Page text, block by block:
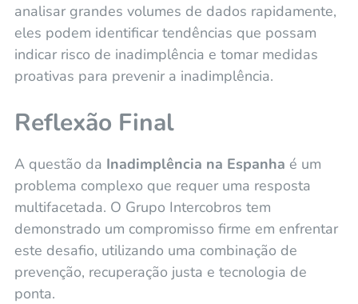
analisar grandes volumes de dados rapidamente,
eles podem identificar tendências que possam
indicar risco de inadimplência e tomar medidas
proativas para prevenir a inadimplência.
Reflexão Final
A questão da Inadimplência na Espanha é um
problema complexo que requer uma resposta
multifacetada. O Grupo Intercobros tem
demonstrado um compromisso firme em enfrentar
este desafio, utilizando uma combinação de
prevenção, recuperação justa e tecnologia de
ponta.